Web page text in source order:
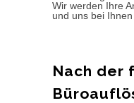
Wir werden Ihre
und uns bei Ihnen
Nach der